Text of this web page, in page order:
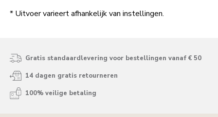
* Uitvoer varieert afhankelijk van instellingen.
Gratis standaardlevering voor bestellingen vanaf € 50
14 dagen gratis retourneren
100% veilige betaling